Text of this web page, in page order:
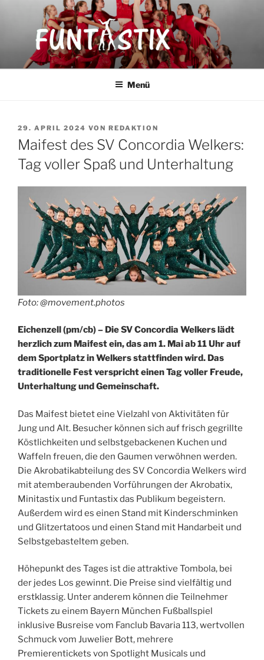
FUNTASTIX
Showakrobatik
Menü
VERÖFFENTLICHT
AM
29. APRIL 2024 VON REDAKTION
Maifest des SV Concordia Welkers:
Tag voller Spaß und Unterhaltung
Foto: @movement.photos
Eichenzell (pm/cb) – Die SV Concordia Welkers lädt
herzlich zum Maifest ein, das am 1. Mai ab 11 Uhr auf
dem Sportplatz in Welkers stattfinden wird. Das
traditionelle Fest verspricht einen Tag voller Freude,
Unterhaltung und Gemeinschaft.
Das Maifest bietet eine Vielzahl von Aktivitäten für
Jung und Alt. Besucher können sich auf frisch gegrillte
Köstlichkeiten und selbstgebackenen Kuchen und
Waffeln freuen, die den Gaumen verwöhnen werden.
Die Akrobatikabteilung des SV Concordia Welkers wird
mit atemberaubenden Vorführungen der Akrobatix,
Minitastix und Funtastix das Publikum begeistern.
Außerdem wird es einen Stand mit Kinderschminken
und Glitzertatoos und einen Stand mit Handarbeit und
Selbstgebasteltem geben.
Höhepunkt des Tages ist die attraktive Tombola, bei
der jedes Los gewinnt. Die Preise sind vielfältig und
erstklassig. Unter anderem können die Teilnehmer
Tickets zu einem Bayern München Fußballspiel
inklusive Busreise vom Fanclub Bavaria 113, wertvollen
Schmuck vom Juwelier Bott, mehrere
Premierentickets von Spotlight Musicals und